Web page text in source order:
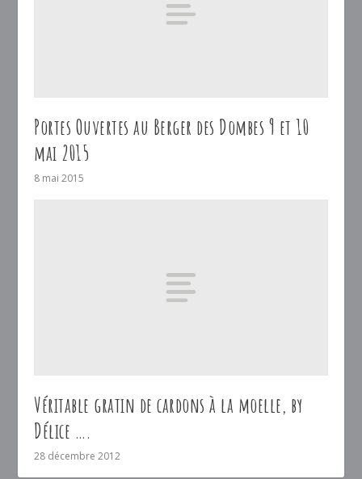
Portes Ouvertes au Berger des Dombes 9 et 10
mai 2015
8 mai 2015
Véritable gratin de cardons à la moelle, by
Délice ….
28 décembre 2012